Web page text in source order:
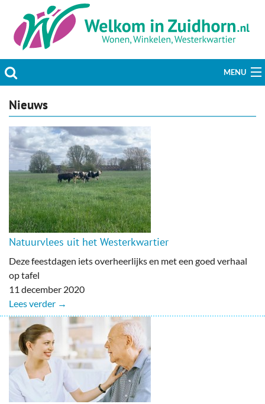
MENU
Actueel
Hobby & Vrije tijd
Welzijn & Maatschappij
Bedrijven
Prikbord & Aanbiedingen
Plaats bericht
Nieuws
Natuurvlees uit het Westerkwartier
Deze feestdagen iets overheerlijks en met een goed verhaal
op tafel
11 december 2020
Lees verder →